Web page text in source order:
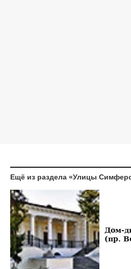
Ещё из раздела «Улицы
Дом-
(пр.